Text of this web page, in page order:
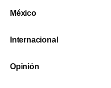
México
Internacional
Opinión